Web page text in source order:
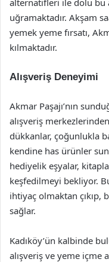
alternatifleri ile dolu bu
uğramaktadır. Akşam
yemek yeme fırsatı,
kılmaktadır.
Alışveriş Deneyimi
Akmar Paşajı’nın
alışveriş
dükkanlar, çoğunlukla
kendine has ürünler
hediyelik eşyalar,
keşfedilmeyi bekliyor.
ihtiyaç olmaktan çıkıp,
sağlar.
Kadıköy’ün kalbinde
alışveriş ve yeme içme